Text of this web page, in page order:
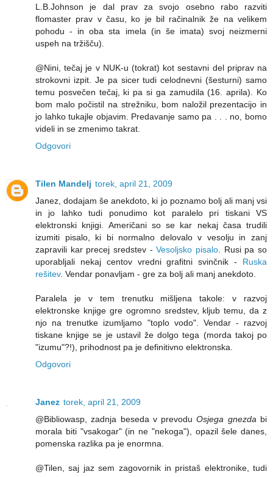
L.B.Johnson je dal prav za svojo osebno rabo razviti
flomaster prav v času, ko je bil račinalnik že na velikem
pohodu - in oba sta imela (in še imata) svoj neizmerni
uspeh na tržišču).
@Nini, tečaj je v NUK-u (tokrat) kot sestavni del priprav na
strokovni izpit. Je pa sicer tudi celodnevni (šesturni) samo
temu posvečen tečaj, ki pa si ga zamudila (16. aprila). Ko
bom malo počistil na strežniku, bom naložil prezentacijo in
jo lahko tukajle objavim. Predavanje samo pa . . . no, bomo
videli in se zmenimo takrat.
Odgovori
Tilen Mandelj torek, april 21, 2009
Janez, dodajam še anekdoto, ki jo poznamo bolj ali manj vsi
in jo lahko tudi ponudimo kot paralelo pri tiskani VS
elektronski knjigi. Američani so se kar nekaj časa trudili
izumiti pisalo, ki bi normalno delovalo v vesolju in zanj
zapravili kar precej sredstev -Vesoljsko pisalo . Rusi pa so
uporabljali nekaj centov vredni grafitni svinčnik - Ruska
rešitev. Vendar ponavljam - gre za bolj ali manj anekdoto.
Paralela je v tem trenutku mišljena takole: v razvoj
elektronske knjige gre ogromno sredstev, kljub temu, da z
njo na trenutke izumljamo "toplo vodo". Vendar - razvoj
tiskane knjige se je ustavil že dolgo tega (morda takoj po
"izumu"?!), prihodnost pa je definitivno elektronska.
Odgovori
Janez torek, april 21, 2009
@Bibliowasp, zadnja beseda v prevoduOsjega gnezda bi
morala biti "vsakogar" (in ne "nekoga"), opazil šele danes,
pomenska razlika pa je enormna.
@Tilen, saj jaz sem zagovornik in pristaš elektronike, tudi